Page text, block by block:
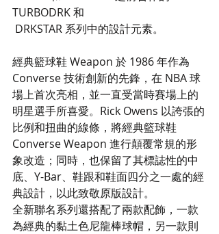
TURBODRK 和
DRKSTAR 系列中的設計元素。
經典籃球鞋 Weapon 於 1986 年作為
Converse 技術創新的先鋒，在 NBA 球
場上首次亮相，並一直受當時賽場上的
明星選手所喜愛。Rick Owens 以誇張的
比例和扭曲的線條，將經典籃球鞋
Converse Weapon 進行顛覆常規的形
象改造；同時，也保留了其標誌性的中
底、Y-Bar、鞋跟和鞋面四分之一處的經
典設計，以此致敬原版設計。
全新聯名系列還搭配了兩款配飾，一款
為經典的黏土色尼龍棒球帽，另一款則